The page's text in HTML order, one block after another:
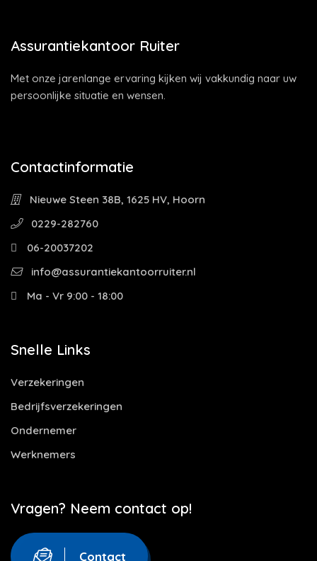
Assurantiekantoor Ruiter
Met onze jarenlange ervaring kijken wij vakkundig naar uw
persoonlijke situatie en wensen.
Contactinformatie
Nieuwe Steen 38B, 1625 HV, Hoorn
0229-282760
06-20037202
info@assurantiekantoorruiter.nl
Ma - Vr 9:00 - 18:00
Snelle Links
Verzekeringen
Bedrijfsverzekeringen
Ondernemer
Werknemers
Vragen? Neem contact op!
Contact